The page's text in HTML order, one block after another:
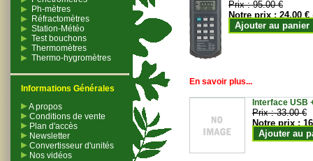
Ph-mètres
Réfractomètres
Station-Météo
Test bouchons
Thermomètres
Thermo-hygromètres
Informations Générales
A propos
Conditions de vente
Plan d'accès
Newsletter
Convertisseur d'unités
Nos vidéos
Prix :95.00 €
Notre prix :24.00 €
Ajouter au panier
En savoir plus...
Interface USB
Prix :33.00 €
Notre prix :
Ajouter au